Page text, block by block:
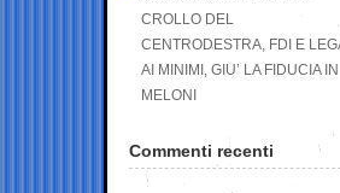
CROLLO DEL
CENTRODESTRA, FDI E
AI MINIMI, GIU’ LA FIDUCIA IN
MELONI
Commenti recenti